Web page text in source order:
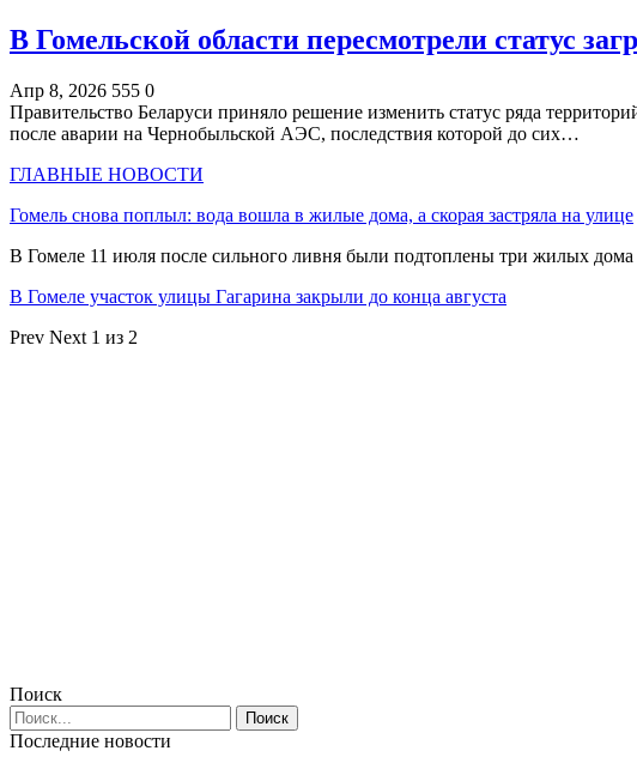
В Гомельской области пересмотрели статус
Апр 8, 2026 555 0
Правительство Беларуси приняло решение изменить статус ряда
после аварии на Чернобыльской АЭС, последствия которой до сих…
ГЛАВНЫЕ НОВОСТИ
Гомель снова поплыл: вода вошла в жилые дома, а скорая застряла на улице
В Гомеле 11 июля после сильного ливня были подтоплены три жилых
В Гомеле участок улицы Гагарина закрыли до конца августа
Prev Next 1 из 2
Поиск
Последние новости